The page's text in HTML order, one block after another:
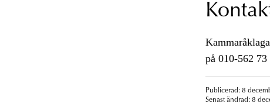
på 010-562 73
Publicerad: 8
Senast ändrad: 8